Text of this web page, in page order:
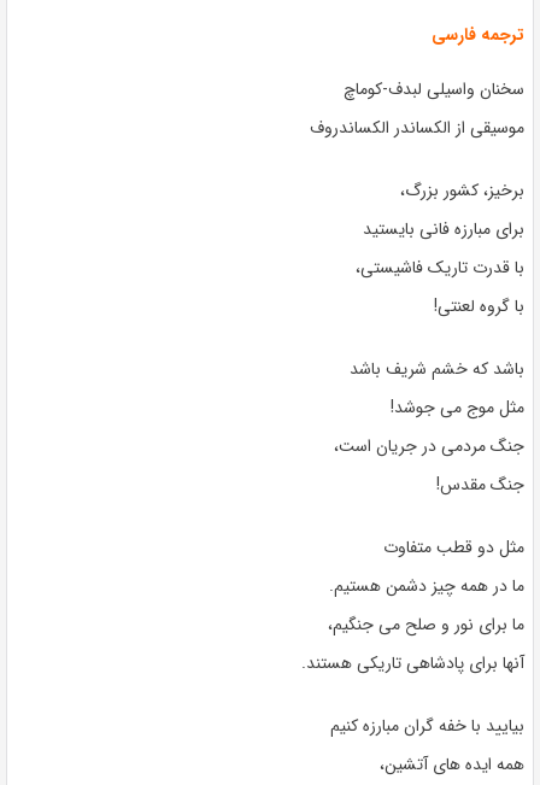
ترجمه فارسی
سخنان واسیلی لبدف-کوماچ
موسیقی از الکساندر الکساندروف
برخیز، کشور بزرگ،
برای مبارزه فانی بایستید
با قدرت تاریک فاشیستی،
با گروه لعنتی!
باشد که خشم شریف باشد
مثل موج می جوشد!
جنگ مردمی در جریان است،
جنگ مقدس!
مثل دو قطب متفاوت
ما در همه چیز دشمن هستیم.
ما برای نور و صلح می جنگیم،
آنها برای پادشاهی تاریکی هستند.
بیایید با خفه گران مبارزه کنیم
همه ایده های آتشین،